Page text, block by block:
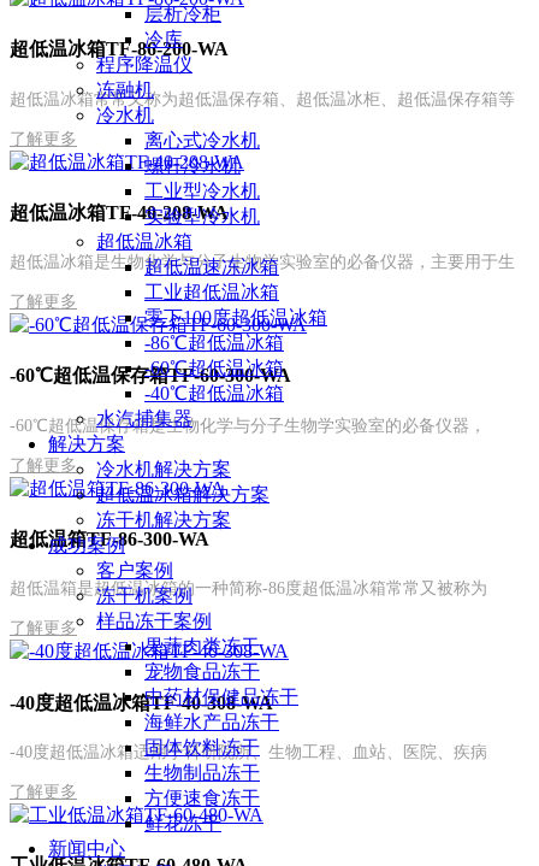
层析冷柜
冷库
程序降温仪
冻融机
冷水机
离心式冷水机
螺杆冷水机
工业型冷水机
实验型冷水机
超低温冰箱
超低温速冻冰箱
工业超低温冰箱
零下100度超低温冰箱
-86℃超低温冰箱
-60℃超低温冰箱
-40℃超低温冰箱
水汽捕集器
解决方案
冷水机解决方案
超低温冰箱解决方案
冻干机解决方案
成功案例
客户案例
冻干机案例
样品冻干案例
果蔬肉类冻干
宠物食品冻干
中药材保健品冻干
海鲜水产品冻干
固体饮料冻干
生物制品冻干
方便速食冻干
鲜花冻干
新闻中心
超低温冰箱TF-86-200-WA
超低温冰箱常常又称为超低温保存箱、超低温冰柜、超低温保存箱等
了解更多
超低温冰箱TF-40-208-WA
超低温冰箱是生物化学与分子生物学实验室的必备仪器，主要用于生
了解更多
-60℃超低温保存箱TF-60-300-WA
-60℃超低温保存箱是生物化学与分子生物学实验室的必备仪器，
了解更多
超低温箱TF-86-300-WA
超低温箱是超低温冰箱的一种简称-86度超低温冰箱常常又被称为
了解更多
-40度超低温冰箱TF-40-308-WA
-40度超低温冰箱适用于科研院所、生物工程、血站、医院、疾病
了解更多